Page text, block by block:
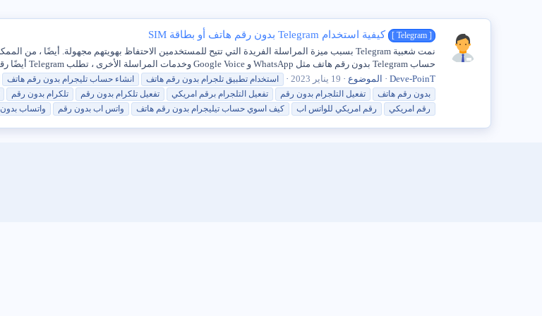
[ Telegram ] كيفية استخدام Telegram بدون رقم هاتف أو بطاقة SIM
حساب Telegram بدون رقم هاتف مثل WhatsApp و Google Voice وخدمات المراسلة الأخرى ، تطلب Telegram أيضًا رقم...
Deve-PoinT
الموضوع 19 يناير 2023 استخدام تطبيق تلجرام بدون رقم هاتف انشاء حساب تليجرام بدون رقم هاتف
بدون رقم هاتف تفعيل التلجرام بدون رقم تفعيل التلجرام برقم امريكي تفعيل تلكرام بدون رقم تلكرام بدون رقم
رقم امريكي رقم امريكي للواتس اب كيف اسوي حساب تيليجرام بدون رقم هاتف واتس اب بدون رقم واتساب بدون